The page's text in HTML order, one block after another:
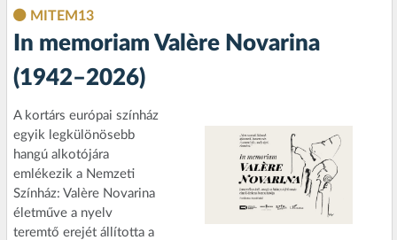
MITEM13
In memoriam Valère Novarina
(1942–2026)
A kortárs európai színház
egyik legkülönösebb
hangú alkotójára
emlékezik a Nemzeti
Színház: Valère Novarina
életműve a nyelv
teremtő erejét állította a